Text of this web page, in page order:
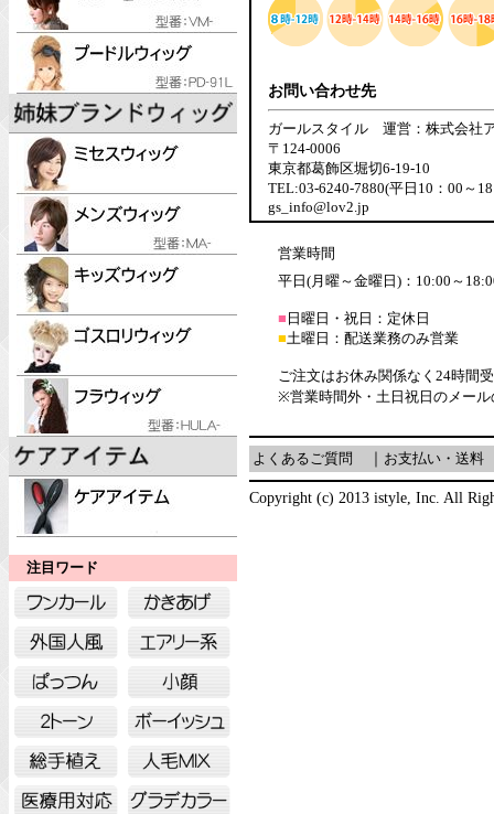
注目ワード
お問い合わせ先
ガールスタイル 運営：株式会社
〒124-0006
東京都葛飾区堀切6-19-10
TEL:03-6240-7880(平日10：00～
gs_info@lov2.jp
営業時間
平日(月曜～金曜日)：10:00～
■ 日曜日・祝日：定休日
■土曜日：配送業務のみ営業
ご注文はお休み関係なく24時間
※営業時間外・土日祝日のメー
よくあるご質問 お支払い・送料
Copyright (c) 2013 istyle, Inc. All